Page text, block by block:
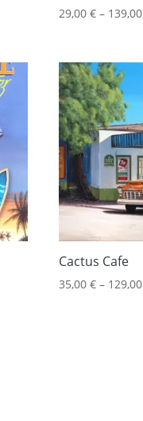
29,00 €– 139,00
Cactus Cafe
35,00 €– 129,00